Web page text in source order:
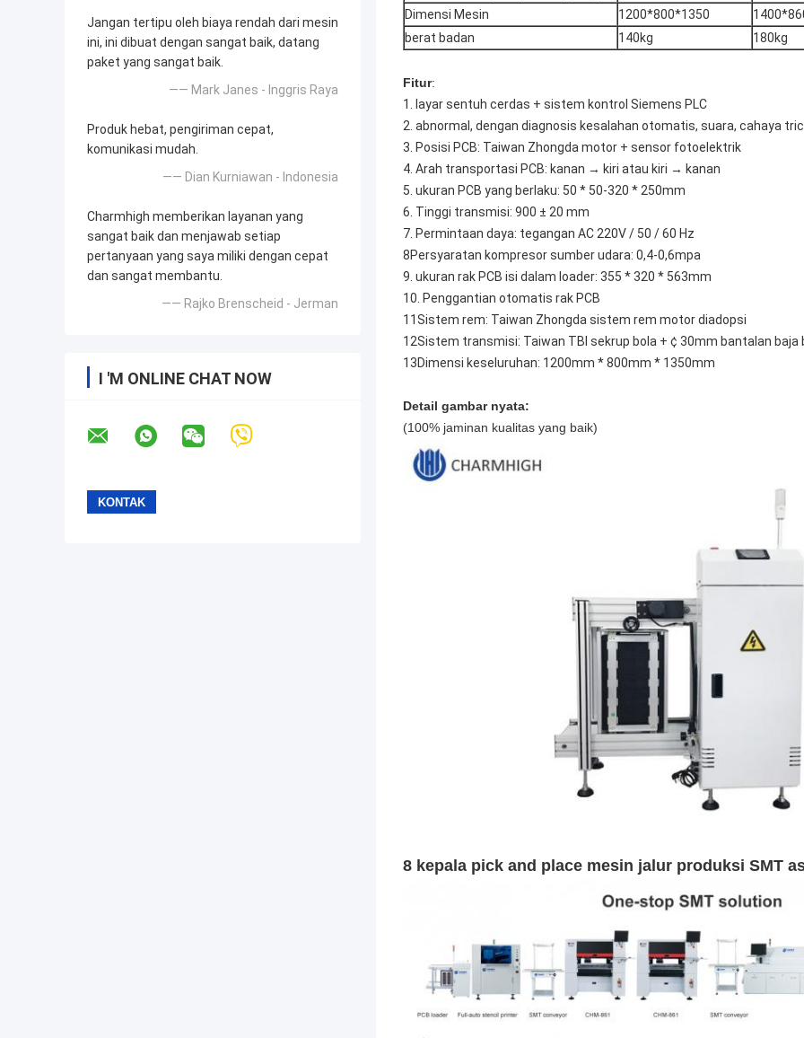
Jangan tertipu oleh biaya rendah dari mesin
ini, ini dibuat dengan sangat baik, datang
paket yang sangat baik.
—— Mark Janes - Inggris Raya
Produk hebat, pengiriman cepat,
komunikasi mudah.
—— Dian Kurniawan - Indonesia
Charmhigh memberikan layanan yang
sangat baik dan menjawab setiap
pertanyaan yang saya miliki dengan cepat
dan sangat membantu.
—— Rajko Brenscheid - Jerman
I 'M ONLINE CHAT NOW
Dimensi Mesin
1200*800*1350
berat badan
140kg 180kg
Fitur:
1. layar sentuh cerdas + sistem kontrol Siemens PLC
2. abnormal, dengan diagnosis kesalahan otomatis, suara, cahaya
3. Posisi PCB: Taiwan Zhongda motor + sensor fotoelektrik
4. Arah transportasi PCB: kanan → kiri atau kiri → kanan
5. ukuran PCB yang berlaku: 50 * 50-320 * 250mm
6. Tinggi transmisi: 900 ± 20 mm
7. Permintaan daya: tegangan AC 220V / 50 / 60 Hz
8Persyaratan kompresor sumber udara: 0,4-0,6mpa
9. ukuran rak PCB isi dalam loader: 355 * 320 * 563mm
10. Penggantian otomatis rak PCB
11Sistem rem: Taiwan Zhongda sistem rem motor diadopsi
12Sistem transmisi: Taiwan TBI sekrup bola + ¢ 30mm bantalan baja
13Dimensi keseluruhan: 1200mm * 800mm * 1350mm
Detail gambar nyata:
(100% jaminan kualitas yang baik)
8 kepala pick and place mesin jalur produksi SMT